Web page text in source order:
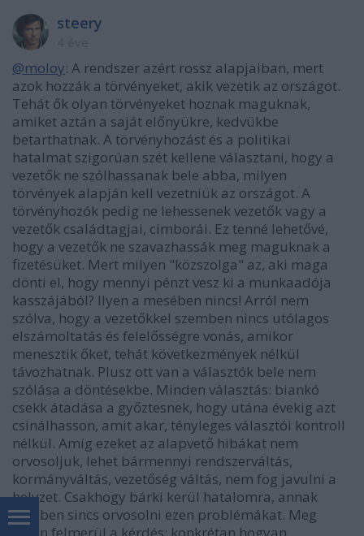
steery
@moloy: A rendszer azért rossz alapjaiban, mert
azok hozzák a törvényeket, akik vezetik az országot.
Tehát ők olyan törvényeket hoznak maguknak,
amiket aztán a saját előnyükre, kedvükbe
betarthatnak. A törvényhozást és a politikai
hatalmat szigorúan szét kellene választani, hogy a
vezetők ne szólhassanak bele abba, milyen
törvények alapján kell vezetniük az országot. A
törvényhozók pedig ne lehessenek vezetők vagy a
vezetők családtagjai, cimborái. Ez tenné lehetővé,
hogy a vezetők ne szavazhassák meg maguknak a
fizetésüket. Mert milyen "közszolga" az, aki maga
dönti el, hogy mennyi pénzt vesz ki a munkaadója
kasszájából? Ilyen a mesében nincs! Arról nem
szólva, hogy a vezetőkkel szemben nincs utólagos
elszámoltatás és felelősségre vonás, amikor
menesztik őket, tehát következmények nélkül
távozhatnak. Plusz ott van a választók bele nem
szólása a döntésekbe. Minden választás: biankó
csekk átadása a győztesnek, hogy utána évekig azt
csinálhasson, amit akar, tényleges választói kontroll
nélkül. Amíg ezeket az alapvető hibákat nem
orvosoljuk, lehet bármennyi rendszerváltás,
kormányváltás, vezetőség váltás, nem fog javulni a
helyzet. Csakhogy bárki kerül hatalomra, annak
eszében sincs orvosolni ezen problémákat. Meg